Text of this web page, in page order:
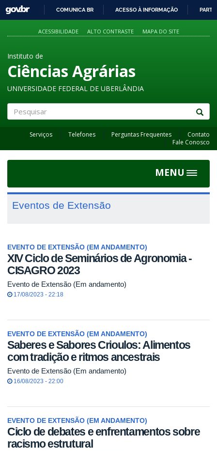
PARA
O
GOVBR
COMUNICA BR ACESSO À INFORMAÇÃO
ACESSIBILIDADE ALTO CONTRASTE MAPA DO SITE
Instituto de
Ciências Agrárias
UNIVERSIDADE FEDERAL DE UBERLÂNDIA
Serviços Telefones Perguntas Frequentes
Contato
Fale Conosco
MENU
Toggle
Eventos de Extensão
EVENTO DE EXTENSÃO (EM ANDAMENTO)
XIV Ciclo de Seminários de Agronomia -
CISAGRO 2023
Evento de Extensão (Em andamento)
17/08/2023 - 22:18
EVENTO DE EXTENSÃO (EM ANDAMENTO)
Saberes e Sabores Crioulos: Alimentos
com tradição e ritmos ancestrais
Evento de Extensão (Em andamento)
16/08/2023 - 22:00
EVENTO DE EXTENSÃO (EM ANDAMENTO)
Ciclo de debates e enfrentamentos sobre
racismo estrutural